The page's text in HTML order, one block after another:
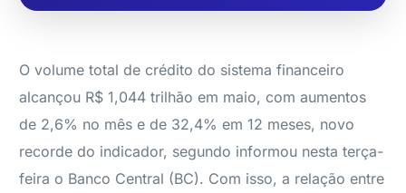
O volume total de crédito do sistema financeiro
alcançou R$ 1,044 trilhão em maio, com aumentos
de 2,6% no mês e de 32,4% em 12 meses, novo
recorde do indicador, segundo informou nesta terça-
feira o Banco Central (BC). Com isso, a relação entre